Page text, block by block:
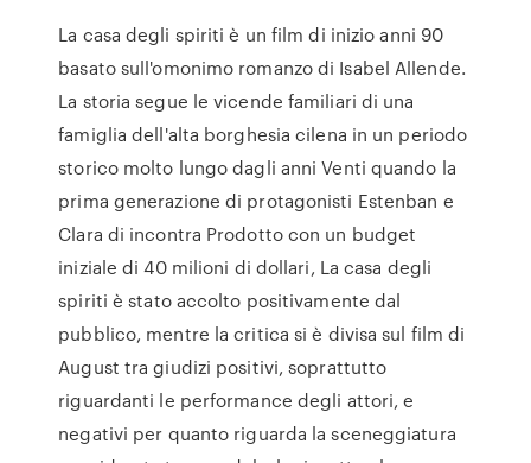
La casa degli spiriti è un film di inizio anni 90
basato sull'omonimo romanzo di Isabel Allende.
La storia segue le vicende familiari di una
famiglia dell'alta borghesia cilena in un periodo
storico molto lungo dagli anni Venti quando la
prima generazione di protagonisti Estenban e
Clara di incontra Prodotto con un budget
iniziale di 40 milioni di dollari, La casa degli
spiriti è stato accolto positivamente dal
pubblico, mentre la critica si è divisa sul film di
August tra giudizi positivi, soprattutto
riguardanti le performance degli attori, e
negativi per quanto riguarda la sceneggiatura